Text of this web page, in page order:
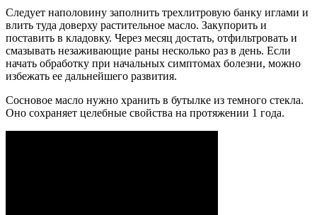
Следует наполовину заполнить трехлитровую банку иглами и
влить туда доверху растительное масло. Закупорить и
поставить в кладовку. Через месяц достать, отфильтровать и
смазывать незаживающие раны несколько раз в день. Если
начать обработку при начальных симптомах болезни, можно
избежать ее дальнейшего развития.
Сосновое масло нужно хранить в бутылке из темного стекла.
Оно сохраняет целебные свойства на протяжении 1 года.